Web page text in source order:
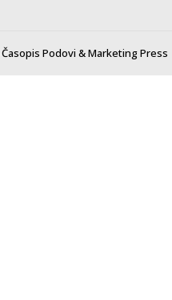
Podovi & Marketing Press